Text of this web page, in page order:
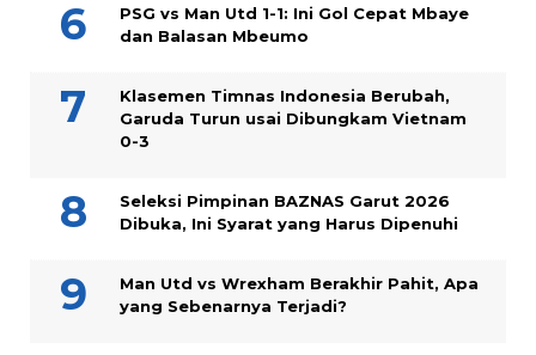
PSG vs Man Utd 1-1: Ini Gol Cepat Mbaye
dan Balasan Mbeumo
Klasemen Timnas Indonesia Berubah,
Garuda Turun usai Dibungkam Vietnam
0-3
Seleksi Pimpinan BAZNAS Garut 2026
Dibuka, Ini Syarat yang Harus Dipenuhi
Man Utd vs Wrexham Berakhir Pahit, Apa
yang Sebenarnya Terjadi?